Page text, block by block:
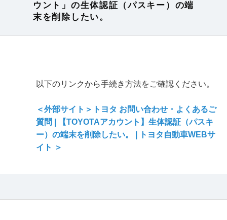
ウント」の生体認証（パスキー）の端
末を削除したい。
以下のリンクから手続き方法をご確認ください。
＜外部サイト＞トヨタ お問い合わせ・よくあるご
質問 | 【TOYOTAアカウント】生体認証（パスキ
ー）の端末を削除したい。 | トヨタ自動車WEBサ
イト ＞